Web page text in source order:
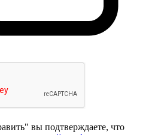
вы подтверждаете, что